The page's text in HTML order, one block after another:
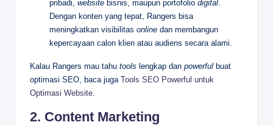
pribadi, website bisnis, maupun portofolio digital
Dengan konten yang tepat, Rangers bisa
meningkatkan visibilitas online dan membangun
kepercayaan calon klien atau audiens secara alami.
Kalau Rangers mau tahu tools lengkap dan powerful buat
optimasi SEO, baca juga Tools SEO Powerful untuk
Optimasi Website
2. Content Marketing